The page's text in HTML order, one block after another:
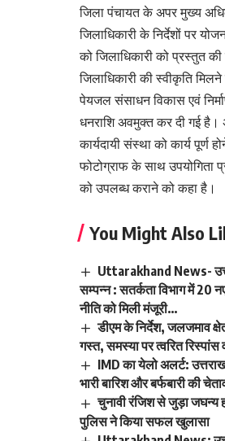
जिला पंचायत के अपर मुख्य
जिलाधिकारी के निर्देशों पर
को जिलाधिकारी को प्रस्तुत
जिलाधिकारी की स्वीकृति
पेयजल संसाधन विकास एवं
धनराशि अवमुक्त कर दी गई है।
कार्यदायी संस्था को कार्य पूर्ण
फोटोग्राफ के साथ उपयोगिता
को उपलब्ध कराने को कहा है।
You Might Also
Uttarakhand News-
सम्पन्न : सतर्कता विभाग में 20
नीति को मिली मंजूरी…
डीएम के निर्देश, जलजमाव
गस्त, समस्या पर त्वरित रिस्पांस
IMD का येलो अलर्ट:
भारी बारिश और बर्फबारी की
चुनावी रंजिश से जुड़ा जघन्य
पुलिस ने किया सफल खुलासा